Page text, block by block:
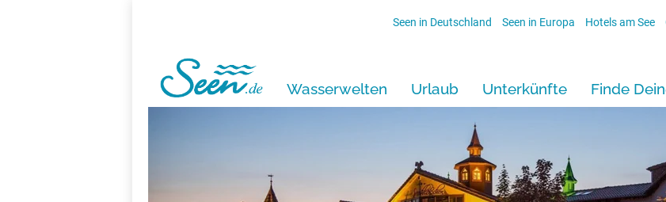
Seen in Deutschland Seen in Europa Hotels am See
Wasserwelten Urlaub Unterkünfte Finde